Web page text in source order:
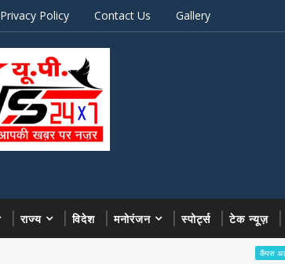
Privacy Policy Contact Us Gallery
राज्य विदेश मनोरंजन स्पोर्ट्स टेक न्यूज़
श्री